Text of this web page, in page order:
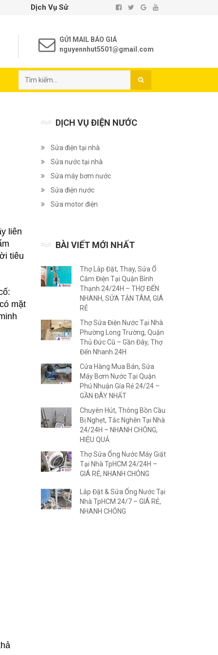
Sửa Chữa Điện Nước Tại Nhà TP. Hồ Chí Minh - Uy Tín -
GỬI MAIL BÁO GIÁ
nguyennhut5501@gmail.com
liên
tiêu
mặt
DỊCH VỤ ĐIỆN NƯỚC
Sửa điện tại nhà
Sửa nước tại nhà
Sửa máy bơm nước
Sửa điện nước
Sửa motor điện
BÀI VIẾT MỚI NHẤT
Thợ Lắp Đặt, Thay, Sửa Ổ
Cắm Điện Tại Quận Bình
Thạnh 24/24H – THỢ ĐẾN
NHANH, SỬA TẬN TÂM, GIÁ
RẺ
Thợ Sửa Điện Nước Tại Nhà
Phường Long Trường, Quận
Thủ Đức Cũ – Gần Đây, Thợ
Đến Nhanh 24H
Cửa Hàng Mua Bán, Sửa
Máy Bơm Nước Tại Quận
Phú Nhuận Gía Rẻ 24/24 –
GẦN ĐÂY NHẤT
Chuyên Hút, Thông Bồn Cầu
Bị Nghẹt, Tắc Nghẽn Tại Nhà
24/24H – NHANH CHÓNG,
HIỆU QUẢ
Thợ Sửa Ống Nước Máy Giặt
Tại Nhà TpHCM 24/24H –
GIÁ RẺ, NHANH CHÓNG
Lắp Đặt & Sửa Ống Nước Tại
Nhà TpHCM 24/7 – GIÁ RẺ,
NHANH CHÓNG